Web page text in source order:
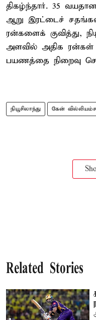
திகழ்ந்தார். 35
ஆறு இரட்டைச்
ரன்களைக் குவித்து,
அளவில் அதிக ரன்கள்
பயணத்தை நிறைவு
நியூசிலாந்து கேன்
Related Stories